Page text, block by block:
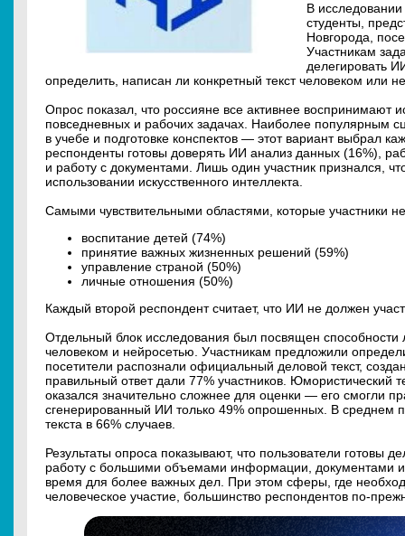
В
студенты,
Новгорода,
Участникам
делегировать
определить, написан ли конкретный текст человеком или
Опрос показал, что россияне все активнее воспринимают
повседневных и рабочих задачах. Наиболее популярным
в учебе и подготовке конспектов — этот вариант выбрал
респонденты готовы доверять ИИ анализ данных (16%),
и работу с документами. Лишь один участник признался,
использовании искусственного интеллекта.
Самыми чувствительными областями, которые участники
воспитание детей (74%)
принятие важных жизненных решений (59%)
управление страной (50%)
личные отношения (50%)
Каждый второй респондент считает, что ИИ не должен
Отдельный блок исследования был посвящен способности
человеком и нейросетью. Участникам предложили
посетители распознали официальный деловой текст,
правильный ответ дали 77% участников. Юмористический
оказался значительно сложнее для оценки — его смогли
сгенерированный ИИ только 49% опрошенных. В среднем
текста в 66% случаев.
Результаты опроса показывают, что пользователи готовы
работу с большими объемами информации, документами
время для более важных дел. При этом сферы, где
человеческое участие, большинство респондентов по-